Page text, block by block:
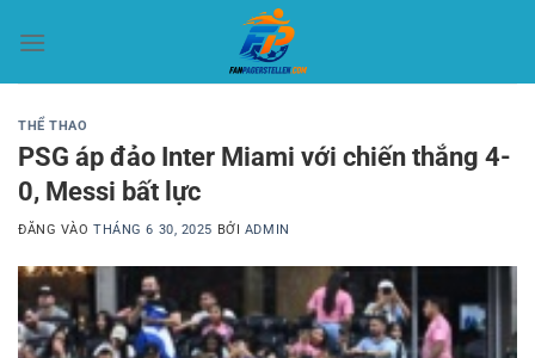
qua
THỂ THAO
PSG áp đảo Inter Miami với chiến thắng 4-
0, Messi bất lực
ĐĂNG VÀOTHÁNG 6 30, 2025 BỞI ADMIN